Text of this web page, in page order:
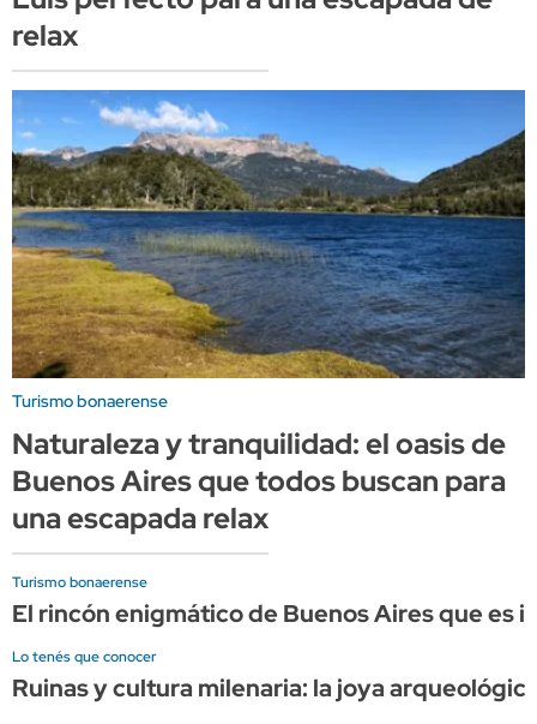
relax
Turismo bonaerense
Naturaleza y tranquilidad: el oasis de
Buenos Aires que todos buscan para
una escapada relax
Turismo bonaerense
El rincón enigmático de Buenos Aires que es
Lo tenés que conocer
Ruinas y cultura milenaria: la joya